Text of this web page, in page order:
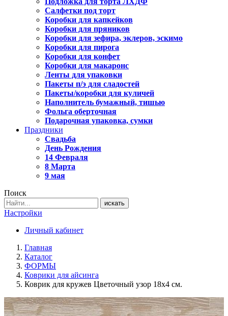
Салфетки под торт
Коробки для капкейков
Коробки для пряников
Коробки для зефира, эклеров, эскимо
Коробки для пирога
Коробки для конфет
Коробки для макаронс
Ленты для упаковки
Пакеты п/э для сладостей
Пакеты/коробки для куличей
Наполнитель бумажный, тишью
Фольга оберточная
Подарочная упаковка, сумки
Праздники
Свадьба
День Рождения
14 Февраля
8 Марта
9 мая
Поиск
искать
Настройки
Личный кабинет
Главная
Каталог
ФОРМЫ
Коврики для айсинга
Коврик для кружев Цветочный узор 18х4 см.